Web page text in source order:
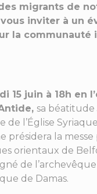
migrants de
vous inviter à un
la communauté
15 juin à 18h en
sa béatitude
de l’Église
présidera la
orientaux de
de
de Damas.